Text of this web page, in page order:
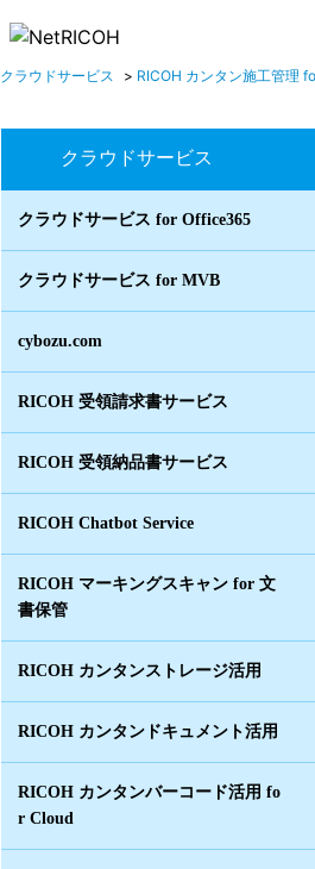
クラウドサービス > RICOH カンタン施工管理
クラウドサービス
クラウドサービス for Office365
クラウドサービス for MVB
cybozu.com
RICOH 受領請求書サービス
RICOH 受領納品書サービス
RICOH Chatbot Service
RICOH マーキングスキャン for 文
書保管
RICOH カンタンストレージ活用
RICOH カンタンドキュメント活用
RICOH カンタンバーコード活用 fo
r Cloud